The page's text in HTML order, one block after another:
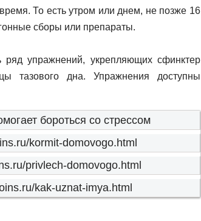
То есть утром или днем, не позже 16
сборы или препараты.
ряд упражнений, укрепляющих сфинктер
тазового дна. Упражнения доступны
бороться со стрессом
kormit-domovogo.html
privlech-domovogo.html
kak-uznat-imya.html